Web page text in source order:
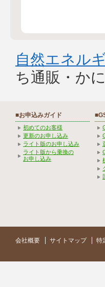
自然エネル
ち通販・か
■お申込みガイド
初めてのお客様
更新のお申し込み
ライト版のお申し込み
ライト版から乗換の
お申し込み
会社概要 サイトマップ 特